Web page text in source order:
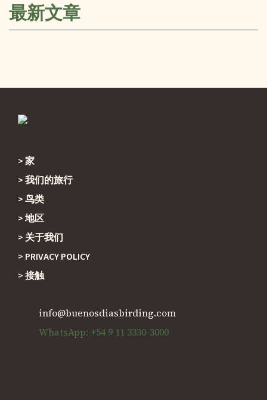
最新文章
Footer
家
我们的旅行
鸟类
地区
关于我们
PRIVACY POLICY
接触
info@buenosdiasbirding.com
WhatsApp: +54 9 11 3330-3000